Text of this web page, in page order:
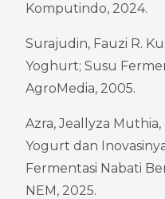
Komputindo, 2024.
Surajudin, Fauzi R.
Yoghurt; Susu
AgroMedia, 2005.
Azra, Jeallyza
Yogurt dan
Fermentasi Nabati
NEM, 2025.